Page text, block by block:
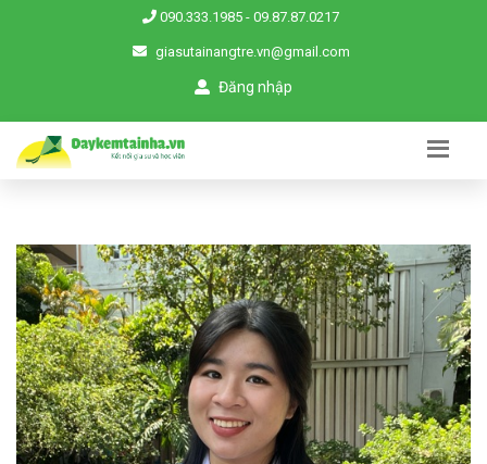
090.333.1985 - 09.87.87.0217
giasutainangtre.vn@gmail.com
Đăng nhập